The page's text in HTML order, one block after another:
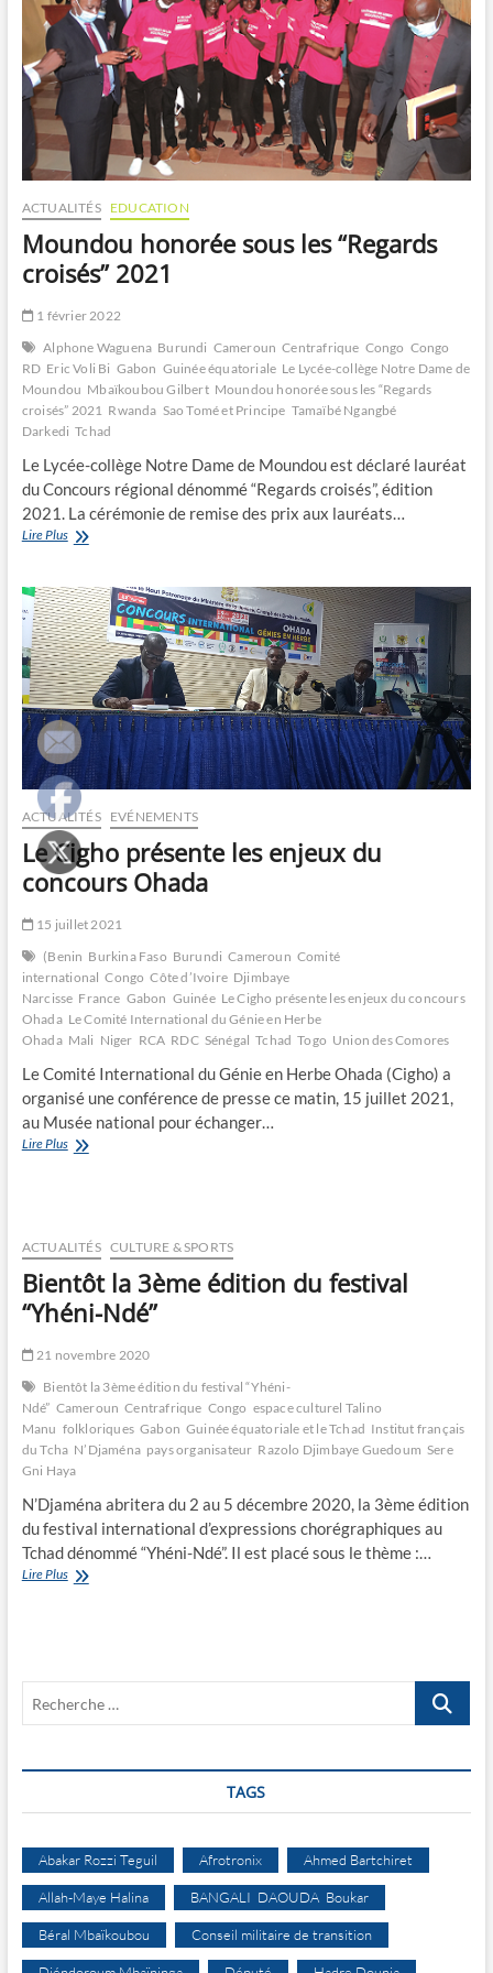
ACTUALITÉS EDUCATION
Moundou honorée sous les “Regards
croisés” 2021
1 février 2022
Alphone Waguena Burundi Cameroun Centrafrique Congo Congo
RD Eric Voli Bi Gabon Guinée équatoriale Le Lycée-collège Notre Dame de
Moundou Mbaïkoubou Gilbert Moundou honorée sous les “Regards
croisés” 2021 Rwanda Sao Tomé et Principe Tamaïbé Ngangbé
Darkedi Tchad
Le Lycée-collège Notre Dame de Moundou est déclaré lauréat
du Concours régional dénommé “Regards croisés”, édition
2021. La cérémonie de remise des prix aux lauréats…
Lire PlusMoundou
les
“Regards
croisés”
2021
ACTUALITÉS EVÉNEMENTS
Le Cigho présente les enjeux du
concours Ohada
15 juillet 2021
(Benin Burkina Faso Burundi Cameroun Comité
international Congo Côte d’Ivoire Djimbaye
Narcisse France Gabon Guinée Le Cigho présente les enjeux du concours
Ohada Le Comité International du Génie en Herbe
Ohada Mali Niger RCA RDC Sénégal Tchad Togo Union des Comores
Le Comité International du Génie en Herbe Ohada (Cigho) a
organisé une conférence de presse ce matin, 15 juillet 2021,
au Musée national pour échanger…
Lire PlusLe
du
concours
Ohada
ACTUALITÉS CULTURE & SPORTS
Bientôt la 3ème édition du festival
“Yhéni-Ndé”
21 novembre 2020
Bientôt la 3ème édition du festival “Yhéni-
Ndé” Cameroun Centrafrique Congo espace culturel Talino
Manu folkloriques Gabon Guinée équatoriale et le Tchad Institut français
du Tcha N’Djaména pays organisateur Razolo Djimbaye Guedoum Sere
Gni Haya
N’Djaména abritera du 2 au 5 décembre 2020, la 3ème édition
du festival international d’expressions chorégraphiques au
Tchad dénommé “Yhéni-Ndé”. Il est placé sous le thème :…
Lire PlusBientôt
Ndé”
Recherche
TAGS
Abakar Rozzi Teguil Afrotronix Ahmed Bartchiret
Allah-Maye Halina BANGALI DAOUDA Boukar
Béral Mbaïkoubou Conseil militaire de transition